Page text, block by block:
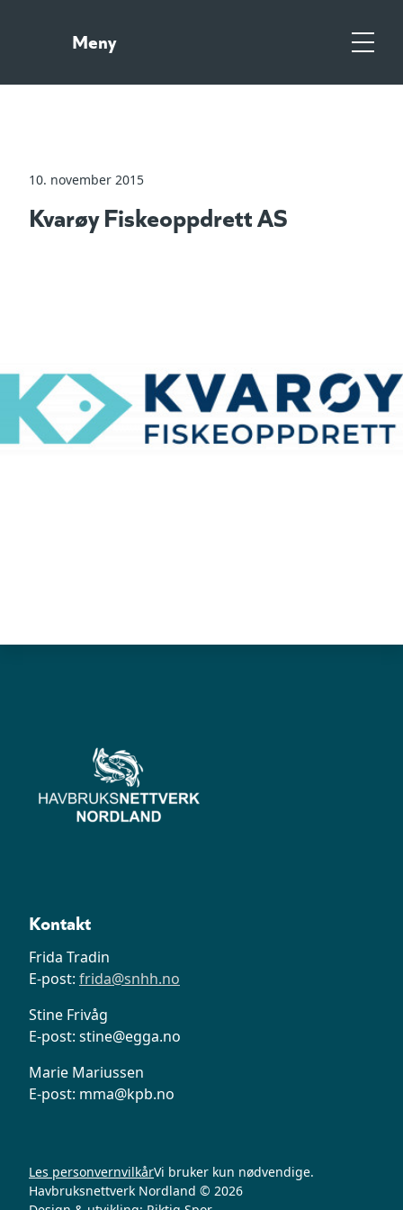
hovedinnholdMeny Meny
10. november 2015
Kvarøy Fiskeoppdrett AS
Kontakt
Frida Tradin
E-post: frida@snhh.no
Stine Frivåg
E-post: stine@egga.no
Marie Mariussen
E-post: mma@kpb.no
Les personvernvilkårVi bruker kun nødvendige.
Havbruksnettverk Nordland © 2026